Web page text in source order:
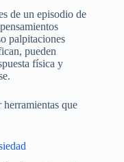
de un episodio de
palpitaciones
pueden
física y
que